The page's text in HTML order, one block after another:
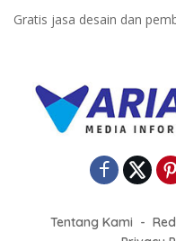
Gratis jasa desain dan
Tentang Kami